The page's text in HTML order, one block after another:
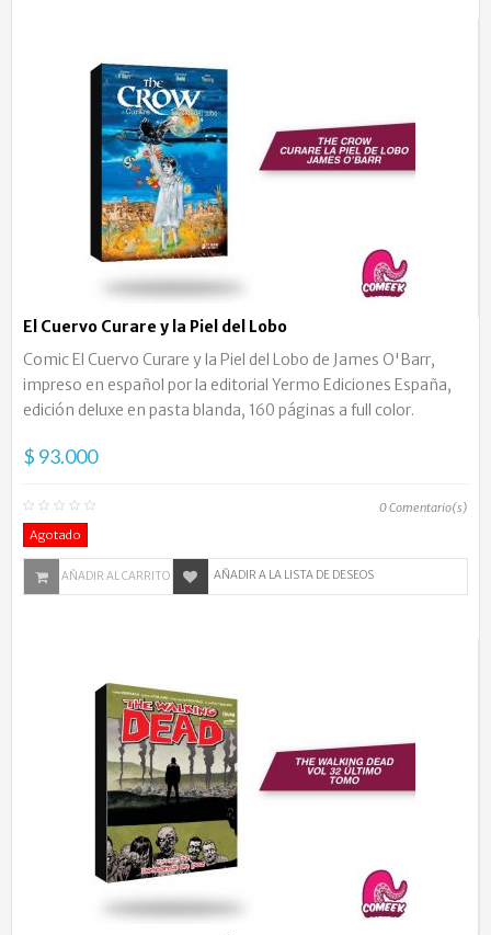
El Cuervo Curare y la Piel del Lobo
Comic El Cuervo Curare y la Piel del Lobo de James O'Barr,
impreso en español por la editorial Yermo Ediciones España,
edición deluxe en pasta blanda, 160 páginas a full color.
$ 93.000
0Comentario(s)
Agotado
AÑADIR AL CARRITO AÑADIR A LA LISTA DE DESEOS